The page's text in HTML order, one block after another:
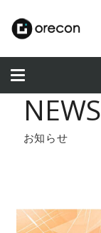
NEWS
お知らせ